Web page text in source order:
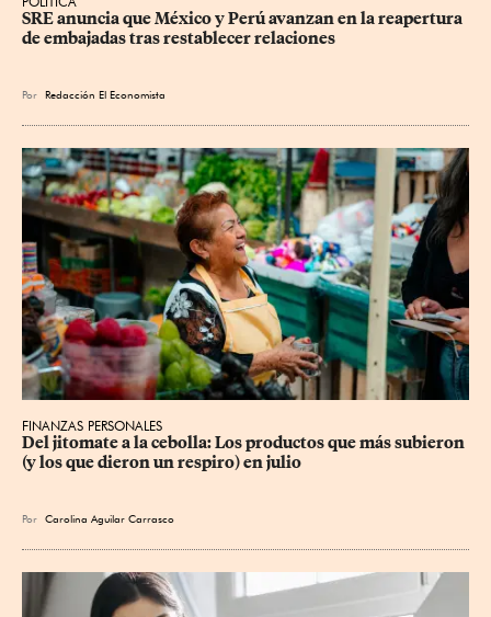
SRE anuncia que México y Perú avanzan en la reapertura
de embajadas tras restablecer relaciones
Por Redacción El Economista
FINANZAS PERSONALES
Del jitomate a la cebolla: Los productos que más subieron
(y los que dieron un respiro) en julio
Por Carolina Aguilar Carrasco